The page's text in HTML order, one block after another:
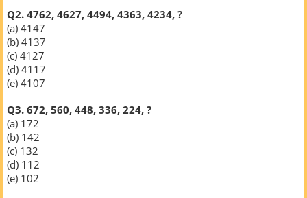
Q2. 4762, 4627, 4494, 4363, 4234, ?
(a) 4147
(b) 4137
(c) 4127
(d) 4117
(e) 4107
Q3. 672, 560, 448, 336, 224, ?
(a) 172
(b) 142
(c) 132
(d) 112
(e) 102